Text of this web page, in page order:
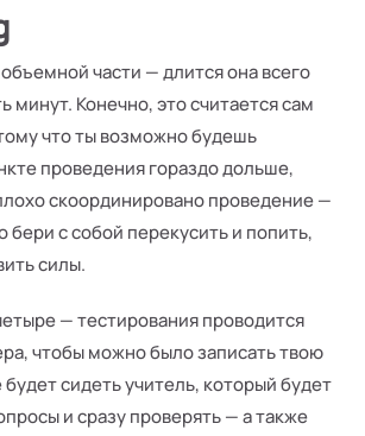
части — длится она всего
минут. Конечно, это считается сам
что ты возможно будешь
проведения гораздо дольше,
скоординировано проведение —
бери с собой перекусить и попить,
силы.
— тестирования проводится
чтобы можно было записать твою
сидеть учитель, который будет
и сразу проверять — а также